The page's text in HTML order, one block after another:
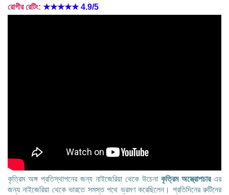
রোগীর রেটিং: ★★★★★ 4.9/5
কৃত্রিম অঙ্গ প্রতিস্থাপনের জন্য নাইজেরিয়া থেকে উচেনা কৃত্রিম অস্ত্রোপচার এর
জন্য নাইজেরিয়া থেকে ভারতে সমস্ত পথে ভ্রমণ করেছিলেন। প্রতিদিনের রুটিনের